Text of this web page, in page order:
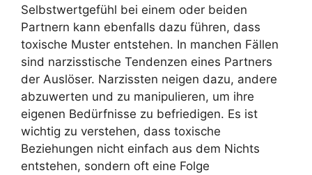
Selbstwertgefühl bei einem oder beiden
Partnern kann ebenfalls dazu führen, dass
toxische Muster entstehen. In manchen Fällen
sind narzisstische Tendenzen eines Partners
der Auslöser. Narzissten neigen dazu, andere
abzuwerten und zu manipulieren, um ihre
eigenen Bedürfnisse zu befriedigen. Es ist
wichtig zu verstehen, dass toxische
Beziehungen nicht einfach aus dem Nichts
entstehen, sondern oft eine Folge